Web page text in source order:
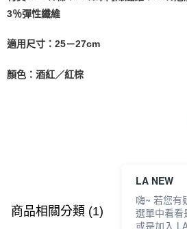
3％彈性纖維
適用尺寸：25－27cm
顏色：酒紅／紅棕
商品相關分類 (1)
LA NEW
嗨~ 若您有
選單中看看
或是加入